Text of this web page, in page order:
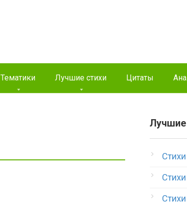
Тематики Лучшие стихи Цитаты